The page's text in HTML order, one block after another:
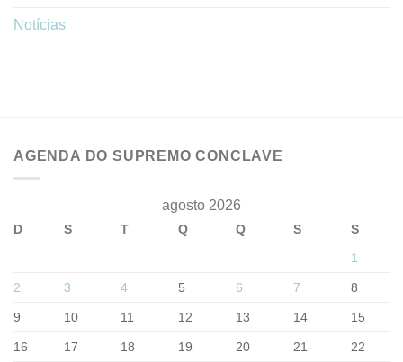
Notícias
AGENDA DO SUPREMO CONCLAVE
agosto 2026
D S T Q Q S
S
1
2 3 4 5 6 7 8
9 10 11 12 13 14 15
16 17 18 19 20 21 22